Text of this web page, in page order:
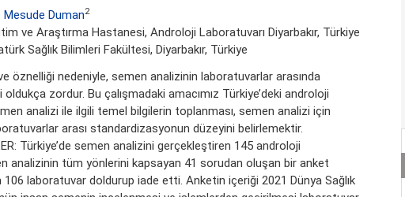
Mesude Duman2
ve Araştırma Hastanesi, Androloji Laboratuvarı Diyarbakır, Türkiye
Sağlık Bilimleri Fakültesi, Diyarbakır, Türkiye
ve öznelliği nedeniyle, semen analizinin laboratuvarlar arasında
zordur. Bu çalışmadaki amacımız Türkiye’deki androloji
analizi ile ilgili temel bilgilerin toplanması, semen analizi için
arası standardizasyonun düzeyini belirlemektir.
Türkiye’de semen analizini gerçekleştiren 145 androloji
analizinin tüm yönlerini kapsayan 41 sorudan oluşan bir anket
106 laboratuvar doldurup iade etti. Anketin içeriği 2021 Dünya Sağlık